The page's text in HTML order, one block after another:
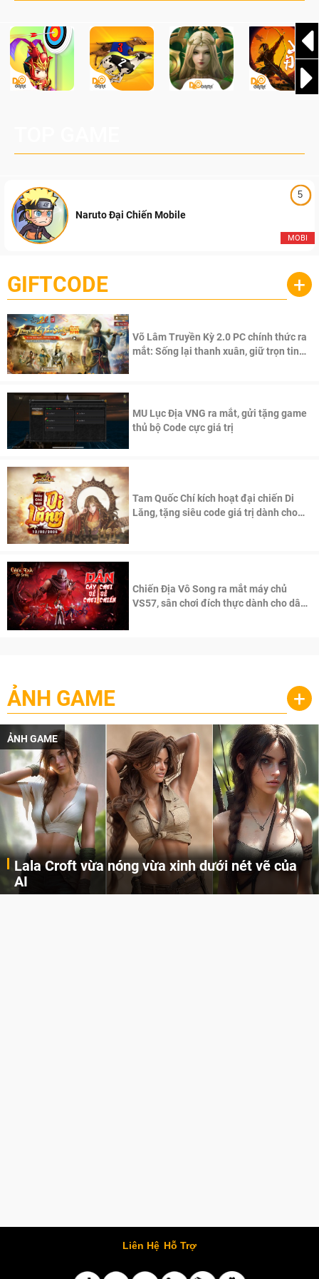
5
MOBI
Naruto Đại Chiến Mobile
GIFTCODE +
Võ Lâm Truyền Kỳ 2.0 PC chính thức ra
mắt: Sống lại thanh xuân, giữ trọn tinh
MU Lục Địa VNG ra mắt, gửi tặng game
thủ bộ Code cực giá trị
Tam Quốc Chí kích hoạt đại chiến Di
Lăng, tặng siêu code giá trị dành cho
Chiến Địa Vô Song ra mắt máy chủ
VS57, sân chơi đích thực dành cho dân
ẢNH GAME +
ẢNH GAME
Lala Croft vừa nóng vừa xinh dưới nét vẽ của
AI
Liên Hệ Hỗ Trợ